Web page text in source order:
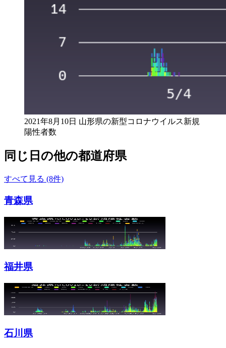
2021年8月10日 山形県の新型コロナウイルス新規
陽性者数
同じ日の他の都道府県
すべて見る (8件)
青森県
福井県
石川県